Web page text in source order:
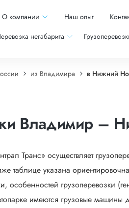
О компании Наш опыт
негабарита
из Владимира в Нижний
Владимир –
Транс» осуществляет
таблице указана
особенностей грузоперевозки
имеются грузовые машины